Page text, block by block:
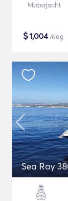
Motorjacht
$1,004/dag
Sea Ray